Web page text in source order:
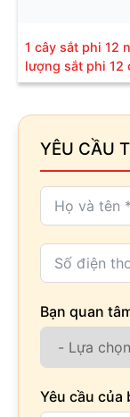
1 cây sắt phi 12
lượng sắt phi 12
YÊU CẦU
Bạn quan
Yêu cầu của